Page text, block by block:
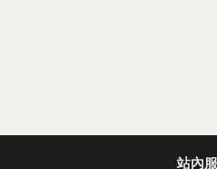
站內